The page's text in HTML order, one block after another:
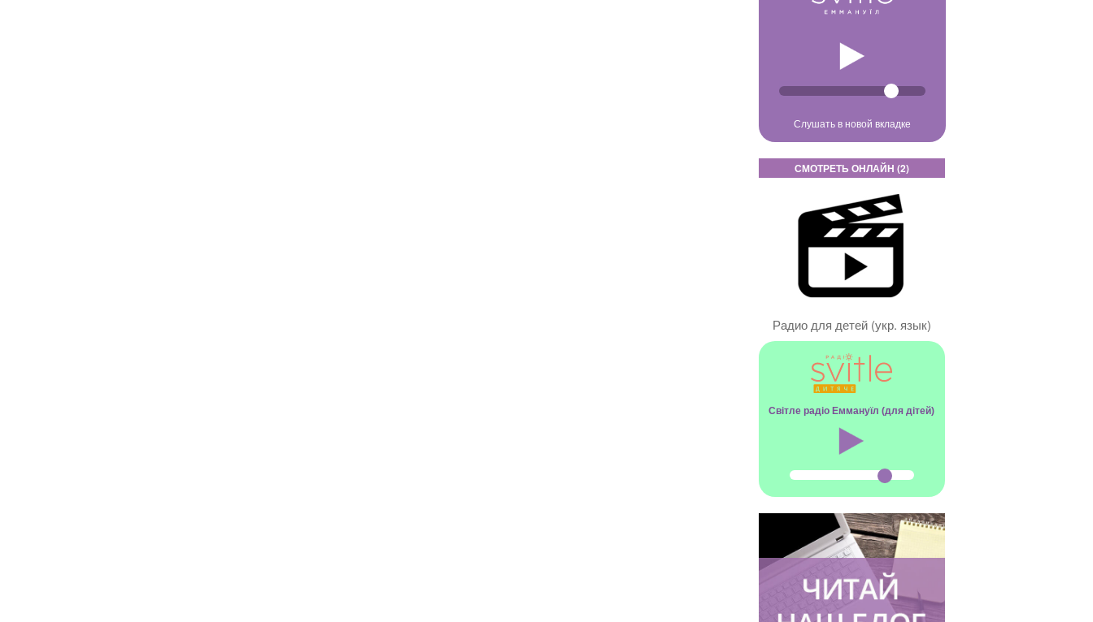
Слушать в новой вкладке
СМОТРЕТЬ ОНЛАЙН (2)
Радио для детей (укр. язык)
Світле радіо Еммануїл (для дітей)